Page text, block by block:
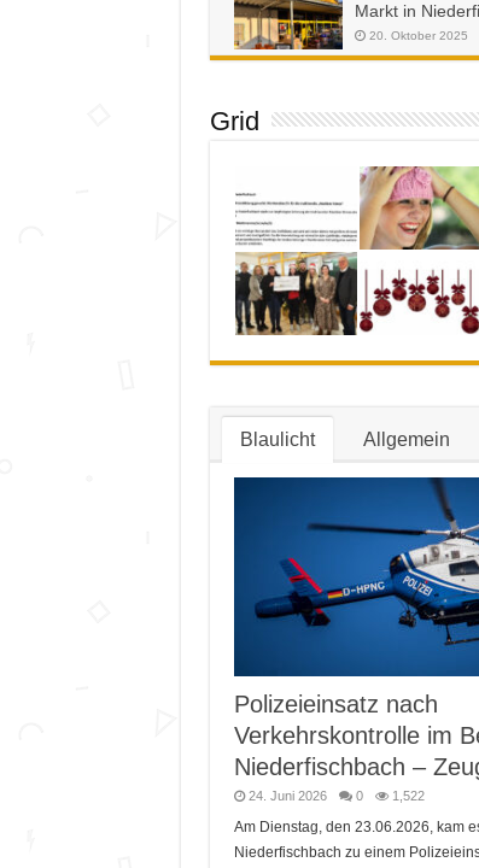
Markt in
20. Oktober 2025
Grid
Blaulicht Allgemein
Polizeieinsatz nach
Verkehrskontrolle im
Niederfischbach –
24. Juni 2026 0 1,522
Am Dienstag, den 23.06.2026, kam
Niederfischbach zu einem